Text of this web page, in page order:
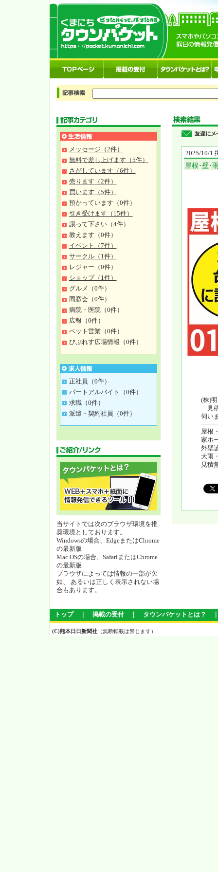
メッセージ（2件）
無料で差し上げます（5件）
さがしています（6件）
売ります（2件）
買います（5件）
預かっています（0件）
引き受けます（15件）
譲って下さい（4件）
教えます（0件）
イベント（7件）
サークル（1件）
レジャー（0件）
ショップ（1件）
グルメ（0件）
同窓会（0件）
病院・医院（0件）
広報（0件）
ペット営業（0件）
びぷれす広場情報（0件）
正社員（0件）
パートアルバイト（0件）
求職（0件）
派遣・契約社員（0件）
当サイトでは次のブラウザ環境を推
奨環境としております。
Windowsの場合、EdgeまたはChrome
の最新版
Mac OSの場合、SafariまたはChrome
の最新版
ブラウザによっては情報の一部が欠
如、 あるいは正しく表示されない場
合もあります。
2025/10/1
屋根･壁･
(株)
見
伺い
屋根
家ホ
外壁
大雨
見積
トップ｜ 掲載の受付｜ タウンパケットとは？
(C)熊本日日新聞社（無断転載は禁じます）